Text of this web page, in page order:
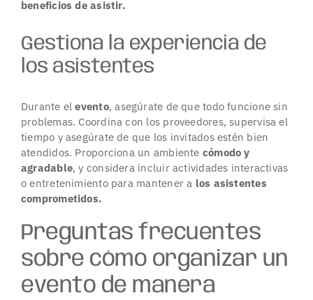
beneficios de asistir.
Gestiona la experiencia de
los asistentes
Durante elevento, asegúrate de que todo funcione sin
problemas. Coordina con los proveedores, supervisa el
tiempo y asegúrate de que los invitados estén bien
atendidos. Proporciona un ambiente cómodo y
agradable, y considera incluir actividades interactivas
o entretenimiento para mantener a los asistentes
comprometidos.
Preguntas frecuentes
sobre cómo organizar un
evento de manera